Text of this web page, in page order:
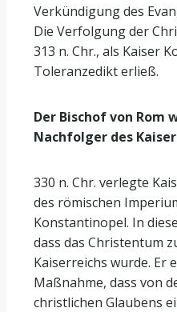
Verkündigung des
Die Verfolgung der
313 n. Chr., als Kaiser
Toleranzedikt erließ.
Der Bischof von Rom
Nachfolger des
330 n. Chr. verlegte
des römischen
Konstantinopel. In
dass das Christentum
Kaiserreichs wurde. Er
Maßnahme, dass von
christlichen Glaubens